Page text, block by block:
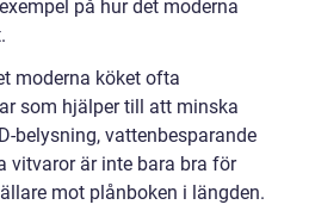
på hur det moderna
moderna köket ofta
som hjälper till att minska
belysning, vattenbesparande
vitvaror är inte bara bra för
mot plånboken i längden.